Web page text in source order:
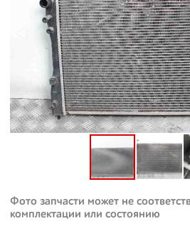
Фото запчасти может не
комплектации или состоянию